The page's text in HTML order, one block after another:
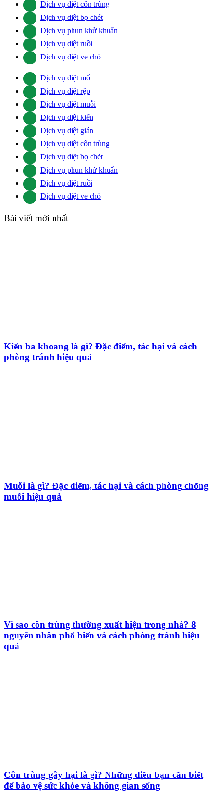
Dịch vụ diệt côn trùng
Dịch vụ diệt bọ chét
Dịch vụ phun khử khuẩn
Dịch vụ diệt ruồi
Dịch vụ diệt ve chó
Dịch vụ diệt mối
Dịch vụ diệt rệp
Dịch vụ diệt muỗi
Dịch vụ diệt kiến
Dịch vụ diệt gián
Dịch vụ diệt côn trùng
Dịch vụ diệt bọ chét
Dịch vụ phun khử khuẩn
Dịch vụ diệt ruồi
Dịch vụ diệt ve chó
Bài viết mới nhất
Kiến ba khoang là gì? Đặc điểm, tác hại và cách
phòng tránh hiệu quả
Muỗi là gì? Đặc điểm, tác hại và cách phòng chống
muỗi hiệu quả
Vì sao côn trùng thường xuất hiện trong nhà? 8
nguyên nhân phổ biến và cách phòng tránh hiệu
quả
Côn trùng gây hại là gì? Những điều bạn cần biết
để bảo vệ sức khỏe và không gian sống